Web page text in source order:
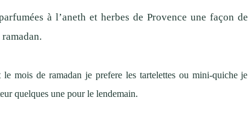
à l’aneth et herbes de Provence une façon de
mois de ramadan je prefere les tartelettes ou mini-quiche je
quelques une pour le lendemain.